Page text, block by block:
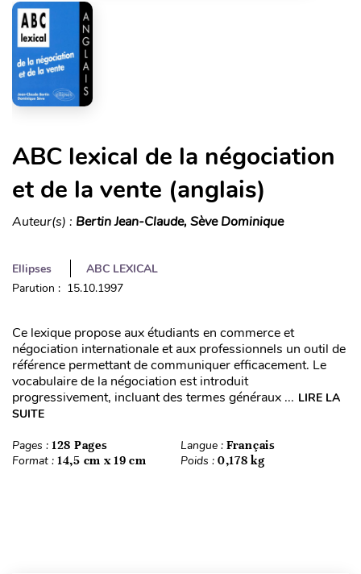
ABC lexical de la négociation
et de la vente (anglais)
Auteur(s) : Bertin Jean-Claude, Sève Dominique
Ellipses
ABC LEXICAL
Parution : 15.10.1997
Ce lexique propose aux étudiants en commerce et
négociation internationale et aux professionnels un outil de
référence permettant de communiquer efficacement. Le
vocabulaire de la négociation est introduit
progressivement, incluant des termes généraux ... LIRE LA
SUITE
Pages : 128 Pages Langue : Français
Format : 14,5 cm x 19 cm Poids : 0,178 kg